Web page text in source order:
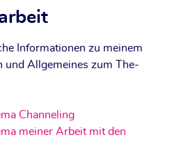
Infor­ma­tio­nen zu mei­nem
und All­ge­mei­nes zum The­
Channeling
mei­ner Arbeit mit den